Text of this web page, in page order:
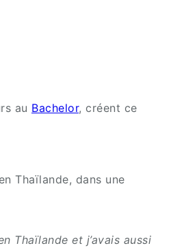
au Bachelor, créent ce
Thaïlande, dans une
Thaïlande et j’avais aussi